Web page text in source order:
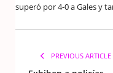
superó por 4-0 a Gales y
PREVIOUS ARTICLE